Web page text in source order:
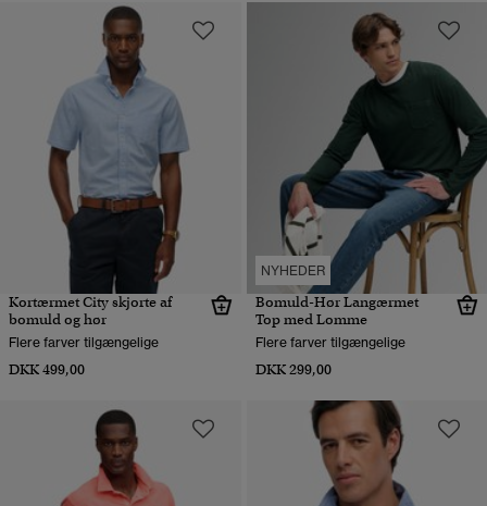
Kortærmet City skjorte af
bomuld og hør
Flere farver tilgængelige
DKK 499,00
NYHEDER
Bomuld-Hør Langærmet
Top med Lomme
Flere farver tilgængelige
DKK 299,00